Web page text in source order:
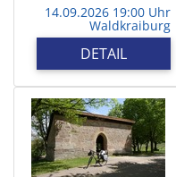
14.09.2026 19:00 Uhr
Waldkraiburg
DETAIL